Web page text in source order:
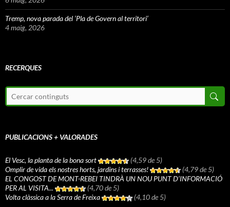
Tremp, nova parada del ‘Pla de Govern al territori’
4 maig, 2026
RECERQUES
PUBLICACIONS + VALORADES
El Vesc, la planta de la bona sort
(4,59 de 5)
Omplir de vida els nostres horts, jardins i terrasses!
(4,79 de 5)
EL CONGOST DE MONT-REBEI TINDRÀ UN NOU PUNT D’INFORMACIÓ
PER AL VISITA...
(4,70 de 5)
Volta clàssica a la Serra de Freixa
(4,10 de 5)